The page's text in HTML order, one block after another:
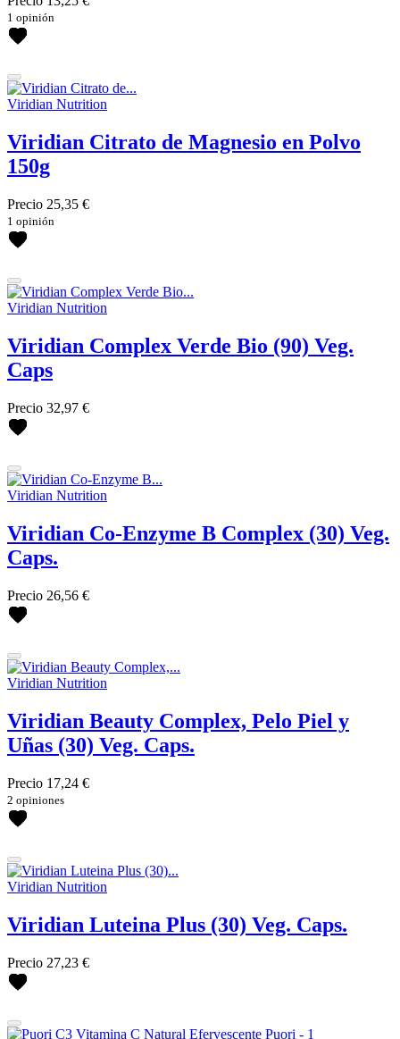
más... menos
Novedades
más... menos
Ver productos
1 opinión
Viridian Nutrition
Viridian Citrato de Magnesio en Polvo
150g
Precio 25,35 €
1 opinión
Viridian Nutrition
Viridian Complex Verde Bio (90) Veg.
Caps
Precio 32,97 €
Viridian Nutrition
Viridian Co-Enzyme B Complex (30) Veg.
Caps.
Precio 26,56 €
Viridian Nutrition
Viridian Beauty Complex, Pelo Piel y
Uñas (30) Veg. Caps.
Precio 17,24 €
2 opiniones
Viridian Nutrition
Viridian Luteina Plus (30) Veg. Caps.
Precio 27,23 €